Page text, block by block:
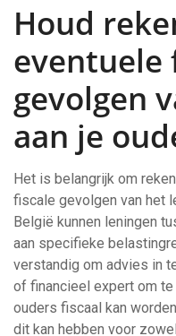
Houd
eventuele
gevolgen
aan je
Het is belangrijk om
fiscale gevolgen van het
België kunnen leningen
aan specifieke
verstandig om advies in
of financieel expert om
ouders fiscaal kan
dit kan hebben voor